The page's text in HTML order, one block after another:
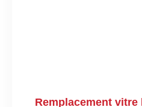
Remplacement vitre